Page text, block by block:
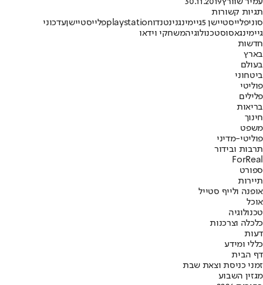
תגיות קשורות
סוניפלייסטיישן 5 גיימינגנינטנדוplaystationפלייסטיישןעדכוני
גיימינגאסוסטכנולוגיהמשחקי וידאו
חדשות
בארץ
בעולם
ביטחוני
פוליטי
פלילים
בריאות
חינוך
משפט
פוליטי-מדיני
תרבות ובידור
ForReal
ספורט
תיירות
אופנה ולייף סטייל
אוכל
טכנולוגיה
כלכלה וצרכנות
דעות
כללי ומידע
דף הבית
זמני כניסת וצאת שבת
מגזין השבוע